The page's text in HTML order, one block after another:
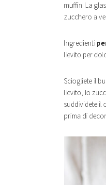
muffin. La
zucchero a
Ingredienti
lievito per
Sciogliete il
lievito, lo
suddividete il
prima di